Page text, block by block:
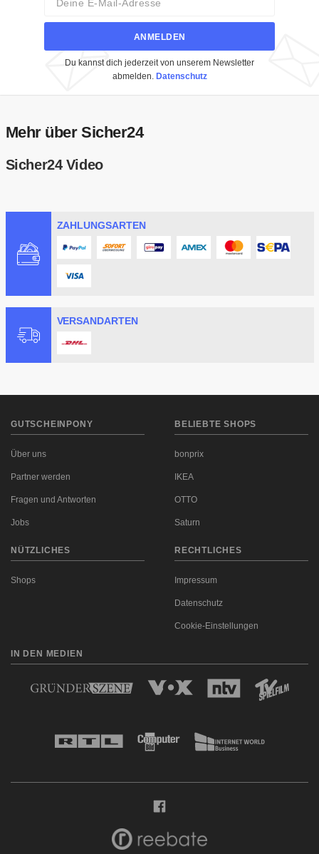
ANMELDEN
Du kannst dich jederzeit von unserem Newsletter
abmelden. Datenschutz
Mehr über Sicher24
Sicher24 Video
ZAHLUNGSARTEN
VERSANDARTEN
GUTSCHEINPONY
Über uns
Partner werden
Fragen und Antworten
Jobs
BELIEBTE SHOPS
bonprix
IKEA
OTTO
Saturn
NÜTZLICHES
Shops
RECHTLICHES
Impressum
Datenschutz
Cookie-Einstellungen
IN DEN MEDIEN